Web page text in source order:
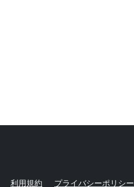
利用規約 プライバシーポリシー